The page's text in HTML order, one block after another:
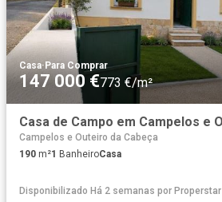
Casa·Para Comprar
147 000 €773 €/m²
Campelos e Outeiro da Cabeça
190 m²1 BanheiroCasa
Disponibilizado Há 2 semanas por Properstar